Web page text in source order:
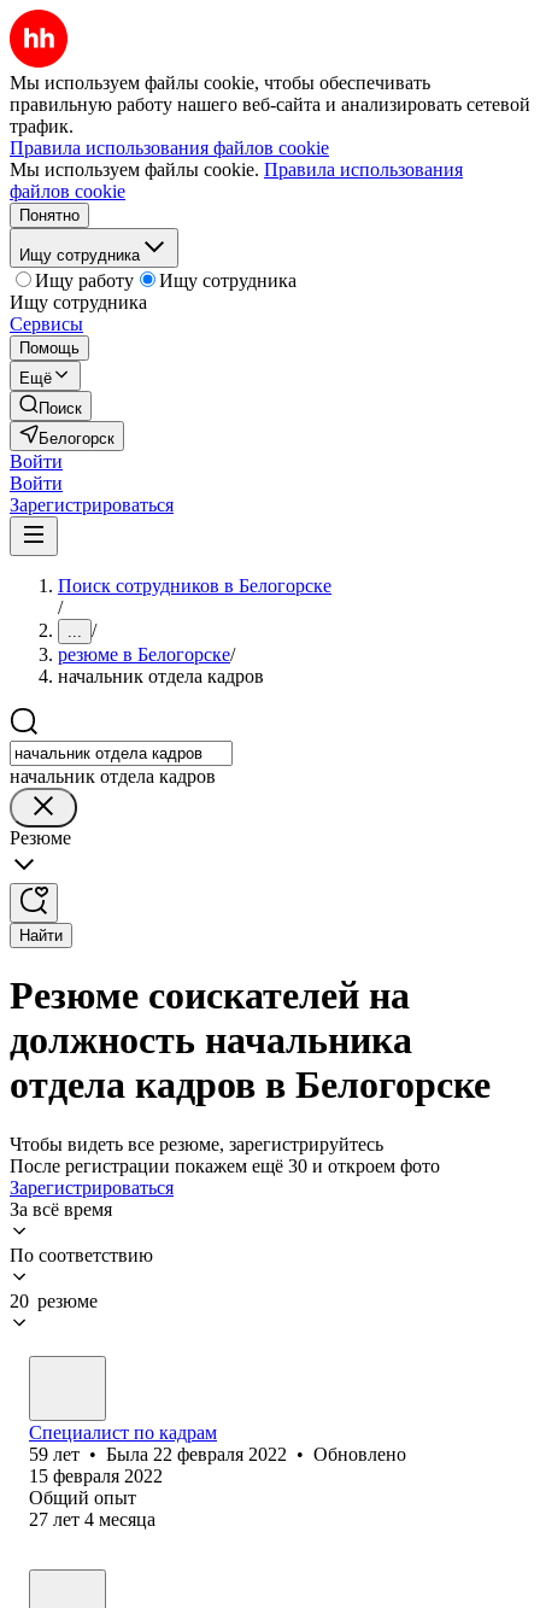
Мы используем файлы cookie, чтобы обеспечивать
правильную работу нашего веб-сайта и анализировать сетевой
трафик.
Правила использования файлов cookie
Мы используем файлы cookie. Правила использования
файлов cookie
Понятно
Ищу сотрудника
Ищу работу
Ищу сотрудника
Ищу сотрудника
Сервисы
Помощь
Ещё
Поиск
Белогорск
Войти
Войти
Зарегистрироваться
Поиск сотрудников в Белогорске
/
... /
резюме в Белогорске/
начальник отдела кадров
начальник отдела кадров
Резюме
Найти
Резюме соискателей на
должность начальника
отдела кадров в Белогорске
Чтобы видеть все резюме, зарегистрируйтесь
После регистрации покажем ещё 30 и откроем фото
Зарегистрироваться
За всё время
По соответствию
20 резюме
Специалист по кадрам
59 лет • Была 22 февраля 2022 • Обновлено
15 февраля 2022
Общий опыт
27 лет 4 месяца